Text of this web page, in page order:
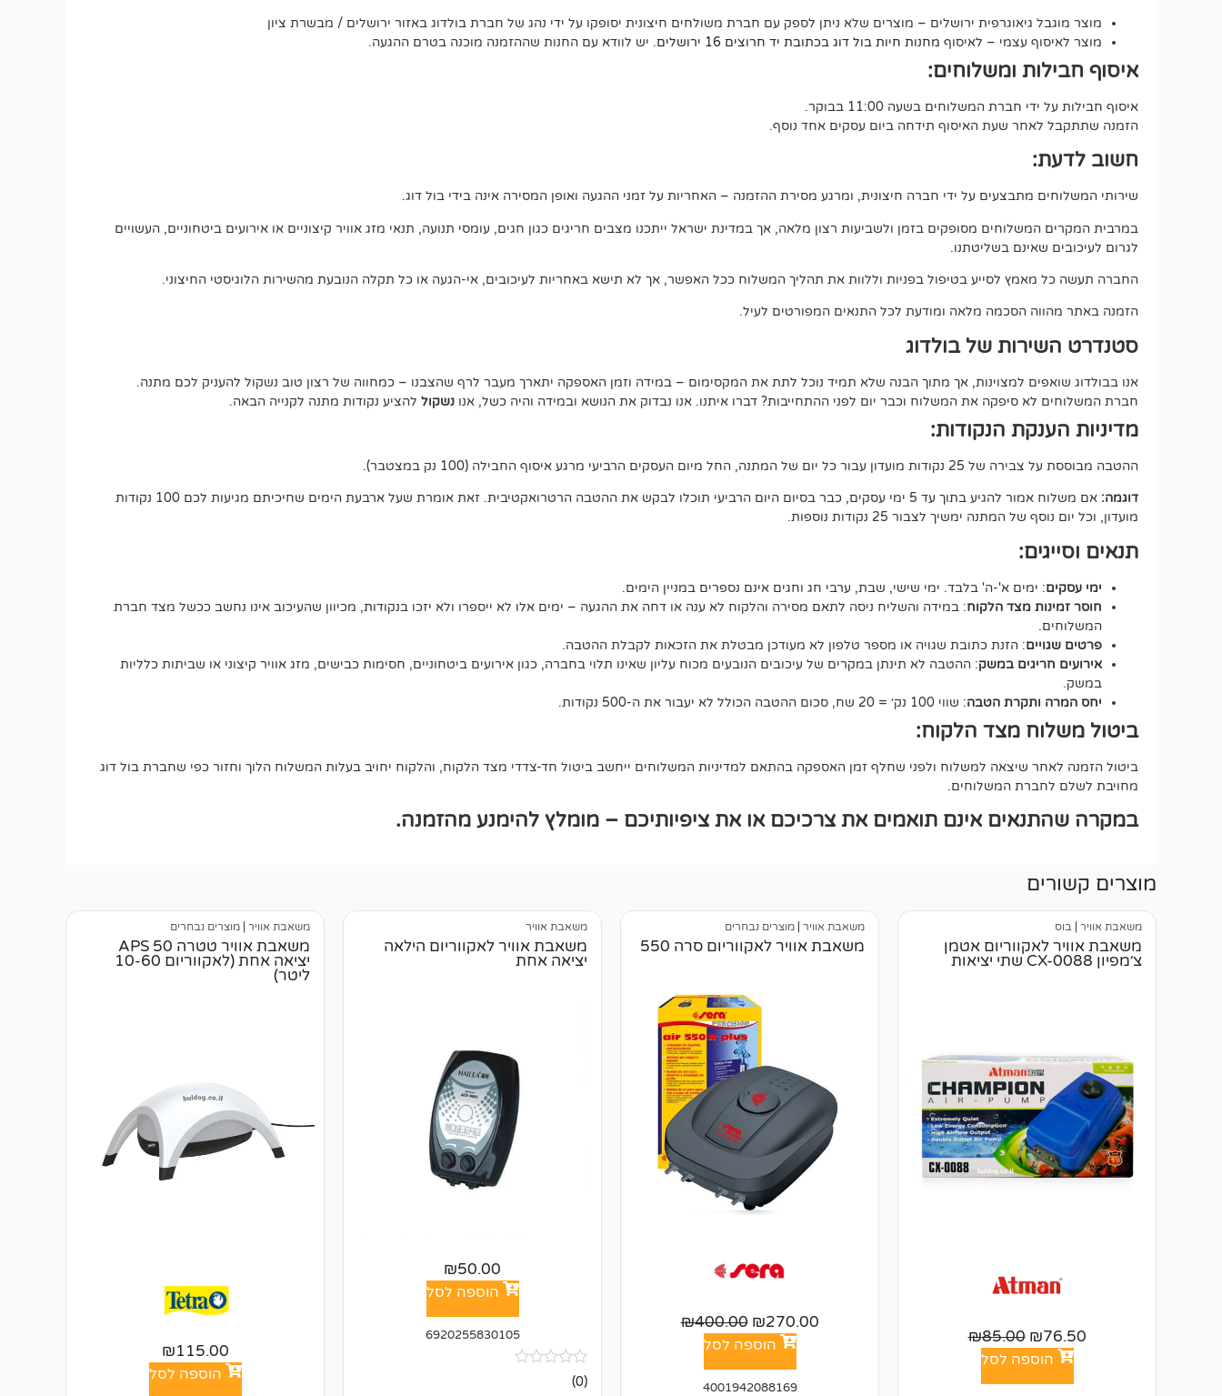
מוצר מוגבל גיאוגרפית ירושלים – מוצרים שלא ניתן לספק עם חברת משולחים חיצונית יסופקו על ידי נהג של חברת בולדוג באזור ירושלים / מבשרת ציון
מוצר לאיסוף עצמי – לאיסוף מחנות חיות בול דוג בכתובת יד חרוצים 16 ירושלים . יש לוודא עם החנות שההזמנה מוכנה בטרם ההגעה.
איסוף חבילות ומשלוחים:
איסוף חבילות על ידי חברת המשלוחים בשעה 11:00 בבוקר.
הזמנה שתתקבל לאחר שעת האיסוף תידחה ביום עסקים אחד נוסף.
חשוב לדעת:
שירותי המשלוחים מתבצעים על ידי חברה חיצונית, ומרגע מסירת ההזמנה – האחריות על זמני ההגעה ואופן המסירה אינה בידי בול דוג.
במרבית המקרים המשלוחים מסופקים בזמן ולשביעות רצון מלאה, אך במדינת ישראל ייתכנו מצבים חריגים כגון חגים, עומסי תנועה, תנאי מזג אוויר קיצוניים או אירועים ביטחוניים, העשויים
לגרום לעיכובים שאינם בשליטתנו.
החברה תעשה כל מאמץ לסייע בטיפול בפניות וללוות את תהליך המשלוח ככל האפשר, אך לא תישא באחריות לעיכובים, אי-הגעה או כל תקלה הנובעת מהשירות הלוגיסטי החיצוני.
הזמנה באתר מהווה הסכמה מלאה ומודעת לכל התנאים המפורטים לעיל.
סטנדרט השירות של בולדוג
אנו בבולדוג שואפים למצוינות, אך מתוך הבנה שלא תמיד נוכל לתת את המקסימום – במידה וזמן האספקה יתארך מעבר לרף שהצבנו – כמחווה של רצון טוב נשקול להעניק לכם מתנה.
חברת המשלוחים לא סיפקה את המשלוח וכבר יום לפני ההתחייבות? דברו איתנו. אנו נבדוק את הנושא ובמידה והיה כשל, אנו נשקול להציע נקודות מתנה לקנייה הבאה.
מדיניות הענקת הנקודות:
ההטבה מבוססת על צבירה של 25 נקודות מועדון עבור כל יום של המתנה, החל מיום העסקים הרביעי מרגע איסוף החבילה (100 נק במצטבר).
דוגמה:
אם משלוח אמור להגיע בתוך עד 5 ימי עסקים, כבר בסיום היום הרביעי תוכלו לבקש את ההטבה הרטרואקטיבית. זאת אומרת שעל ארבעת הימים שחיכיתם מגיעות לכם 100 נקודות
מועדון, וכל יום נוסף של המתנה ימשיך לצבור 25 נקודות נוספות.
תנאים וסייגים:
ימי עסקים: ימים א'-ה' בלבד. ימי שישי, שבת, ערבי חג וחגים אינם נספרים במניין הימים.
חוסר זמינות מצד הלקוח: במידה והשליח ניסה לתאם מסירה והלקוח לא ענה או דחה את ההגעה – ימים אלו לא ייספרו ולא יזכו בנקודות, מכיוון שהעיכוב אינו נחשב ככשל מצד חברת
המשלוחים.
פרטים שגויים: הזנת כתובת שגויה או מספר טלפון לא מעודכן מבטלת את הזכאות לקבלת ההטבה.
אירועים חריגים במשק: ההטבה לא תינתן במקרים של עיכובים הנובעים מכוח עליון שאינו תלוי בחברה, כגון אירועים ביטחוניים, חסימות כבישים, מזג אוויר קיצוני או שביתות כלליות
במשק.
יחס המרה ותקרת הטבה: שווי 100 נק׳ = 20 שח, סכום ההטבה הכולל לא יעבור את ה-500 נקודות.
ביטול משלוח מצד הלקוח:
ביטול הזמנה לאחר שיצאה למשלוח ולפני שחלף זמן האספקה בהתאם למדיניות המשלוחים ייחשב ביטול חד-צדדי מצד הלקוח, והלקוח יחויב בעלות המשלוח הלוך וחזור כפי שחברת בול דוג
מחויבת לשלם לחברת המשלוחים.
במקרה שהתנאים אינם תואמים את צרכיכם או את ציפיותיכם – מומלץ להימנע מהזמנה.
מוצרים קשורים
משאבת אוויר בוס
משאבת אוויר לאקווריום אטמן
צ׳מפיון CX-0088 שתי יציאות
₪76.50
₪85.00
הוספה לסל
משאבת אוויר מוצרים נבחרים
משאבת אוויר לאקווריום סרה 550
₪270.00
₪400.00
הוספה לסל
4001942088169
משאבת אוויר
משאבת אוויר לאקווריום הילאה
יציאה אחת
₪50.00
הוספה לסל
6920255830105
אין
ביקורות
(0)
משאבת אוויר מוצרים נבחרים
משאבת אוויר טטרה APS 50
יציאה אחת (לאקווריום 10-60
ליטר)
₪115.00
הוספה לסל